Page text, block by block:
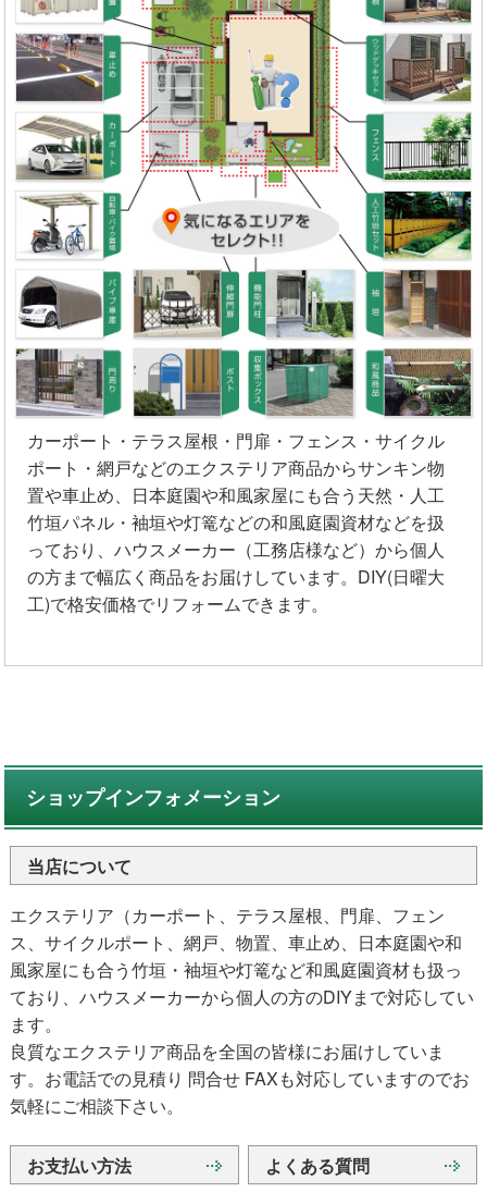
カーポート・テラス屋根・門扉・フェンス・サイクル
ポート・網戸などのエクステリア商品からサンキン物
置や車止め、日本庭園や和風家屋にも合う天然・人工
竹垣パネル・袖垣や灯篭などの和風庭園資材などを扱
っており、ハウスメーカー（工務店様など）から個人
の方まで幅広く商品をお届けしています。DIY(日曜大
工)で格安価格でリフォームできます。
ショップインフォメーション
当店について
エクステリア（カーポート、テラス屋根、門扉、フェン
ス、サイクルポート、網戸、物置、車止め、日本庭園や和
風家屋にも合う竹垣・袖垣や灯篭など和風庭園資材も扱っ
ており、ハウスメーカーから個人の方のDIYまで対応してい
ます。
良質なエクステリア商品を全国の皆様にお届けしていま
す。お電話での見積り 問合せ FAXも対応していますのでお
気軽にご相談下さい。
お支払い方法 よくある質問